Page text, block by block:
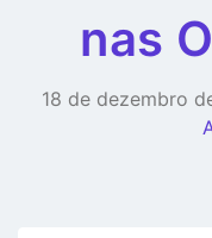
nas
18 de dezembro